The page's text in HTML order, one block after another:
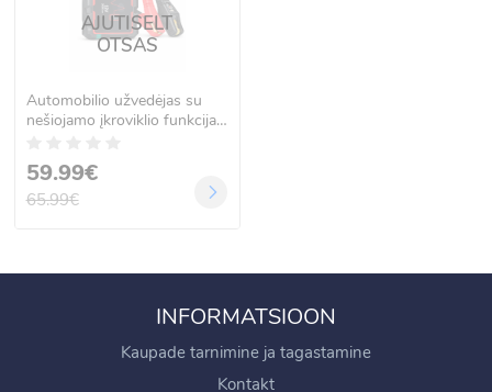
AJUTISELT
OTSAS
Automobilio užvedėjas su
nešiojamo įkroviklio funkcija
59.99€
65.99€
INFORMATSIOON
Kaupade tarnimine ja tagastamine
Kontakt